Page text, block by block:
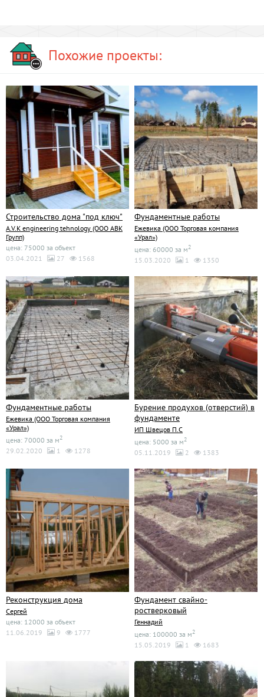
Похожие проекты:
Строительство дома "под ключ"
A.V.K engineering tehnology (ООО АВК
Групп)
цена: 75000 за объект
03.04.2021
27 1568
Фундаментные работы
Ежевика (ООО Торговая компания
«Урал»)
цена: 60000 за м2
15.03.2020 1 1350
Фундаментные работы
Ежевика (ООО Торговая компания
«Урал»)
цена: 70000 за м2
29.02.2020 1 1278
Бурение продухов (отверстий) в
фундаменте
ИП Швецов П.С
цена: 5000 за м2
05.11.2019 2 1383
Реконструкция дома
Сергей
цена: 12000 за объект
11.06.2019
9 1777
Фундамент свайно-
ростверковый
Геннадий
цена: 100000 за м2
15.05.2019 1 1683